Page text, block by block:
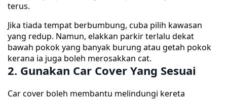
terus.
Jika tiada tempat berbumbung, cuba pilih kawasan
yang redup. Namun, elakkan parkir terlalu dekat
bawah pokok yang banyak burung atau getah pokok
kerana ia juga boleh merosakkan cat.
2. Gunakan Car Cover Yang Sesuai
Car cover boleh membantu melindungi kereta